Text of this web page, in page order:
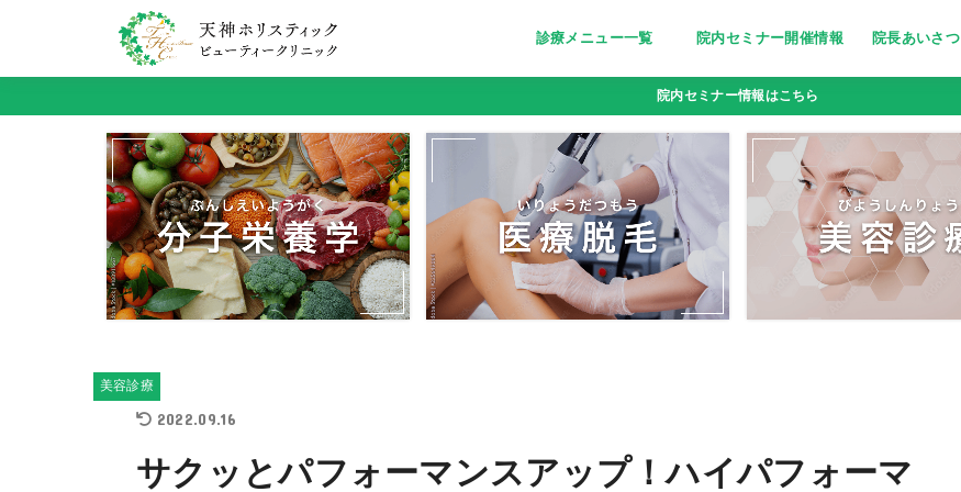
診療メニュー一覧
美しく清潔な印象に～医療脱毛～
栄養療法［分子栄養学外来］
妊活サポート
忙しい女性の美の追求に～トリニ
ピーリング〜小じわ・くすみにお
若々しい輝きをいつまでも～高濃
点滴bar [ビタミン注射・点滴］
疲れやすい体に栄養を～にんにく
院内セミナー開催情報 院長あいさつ
院内セミナー情報はこちら
美容診療
2022.09.16
サクッとパフォーマンスアップ！ハイパフォーマ